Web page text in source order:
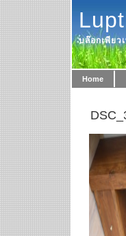
บล๊อกเพียว
Home